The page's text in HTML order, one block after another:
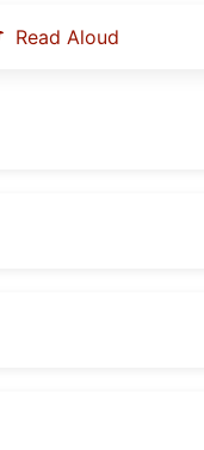
Read Aloud